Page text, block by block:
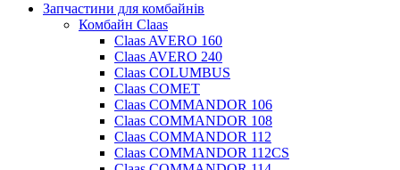
Запчастини для комбайнів
Комбайн Claas
Claas AVERO 160
Claas AVERO 240
Claas COLUMBUS
Claas COMET
Claas COMMANDOR 106
Claas COMMANDOR 108
Claas COMMANDOR 112
Claas COMMANDOR 112CS